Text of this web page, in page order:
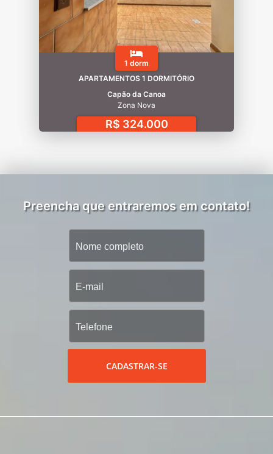
1 dorm
APARTAMENTOS 1 DORMITÓRIO
Capão da Canoa
Zona Nova
R$ 324.000
Preencha que entraremos em contato!
CADASTRAR-SE